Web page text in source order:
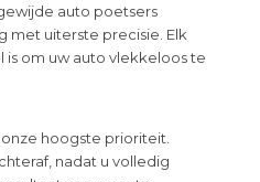
auto poetsers
met uiterste precisie. Elk
is om uw auto vlekkeloos te
hoogste prioriteit.
nadat u volledig